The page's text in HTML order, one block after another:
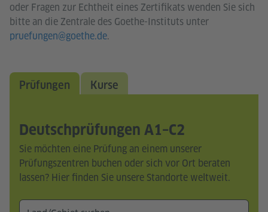
oder Fragen zur Echtheit eines Zertifikats wenden Sie sich
bitte an die Zentrale des Goethe-Instituts unter
pruefungen@goethe.de.
Prüfungen Kurse
Deutschprüfungen A1–C2
Sie möchten eine Prüfung an einem unserer
Prüfungszentren buchen oder sich vor Ort beraten
lassen? Hier finden Sie unsere Standorte weltweit.